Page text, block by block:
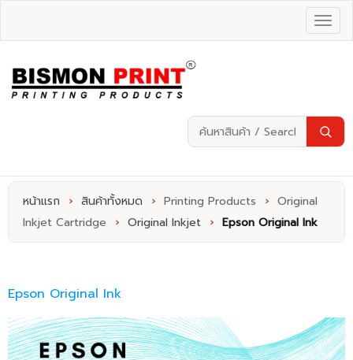
หน้าแรก › สินค้าทั้งหมด › Printing Products › Original
Inkjet Cartridge
› Original Inkjet › Epson Original Ink
Epson Original Ink